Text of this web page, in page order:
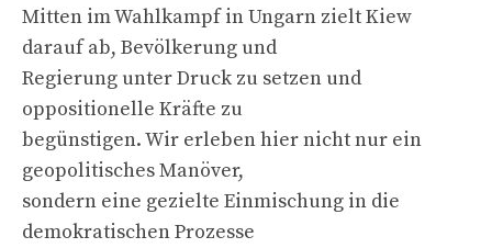
Mitten im Wahlkampf in Ungarn zielt Kiew
darauf ab, Bevölkerung und
Regierung unter Druck zu setzen und
oppositionelle Kräfte zu
begünstigen. Wir erleben hier nicht nur ein
geopolitisches Manöver,
sondern eine gezielte Einmischung in die
demokratischen Prozesse